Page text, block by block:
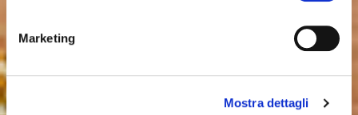
Marketing
Mostra dettagli